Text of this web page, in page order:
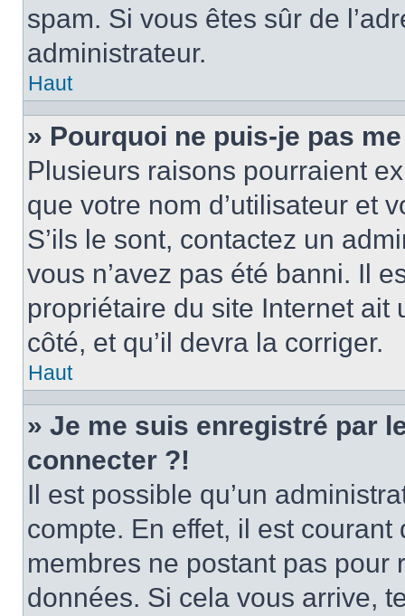
spam. Si vous êtes sûr de
administrateur.
Haut
» Pourquoi ne puis-je pas
Plusieurs raisons pourraient
que votre nom d’utilisateur et
S’ils le sont, contactez un
vous n’avez pas été banni. Il
propriétaire du site Internet
côté, et qu’il devra la corriger.
Haut
» Je me suis enregistré par
connecter ?!
Il est possible qu’un
compte. En effet, il est
membres ne postant pas
données. Si cela vous arrive,